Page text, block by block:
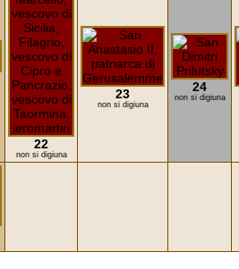
22
non si digiuna
23
non si digiuna
24
non si digiuna